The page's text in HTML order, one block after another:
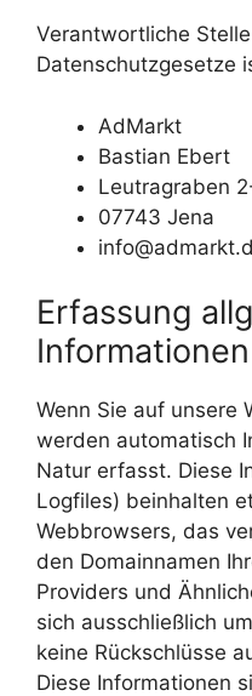
Verantwortliche
Datenschutzgesetze
AdMarkt
Bastian Ebert
Leutragraben
07743 Jena
Erfassung
Informationen
Wenn Sie auf unsere
werden automatisch
Natur erfasst. Diese
Logfiles) beinhalten
Webbrowsers, das
den Domainnamen
Providers und
sich ausschließlich
keine Rückschlüsse
Diese Informationen